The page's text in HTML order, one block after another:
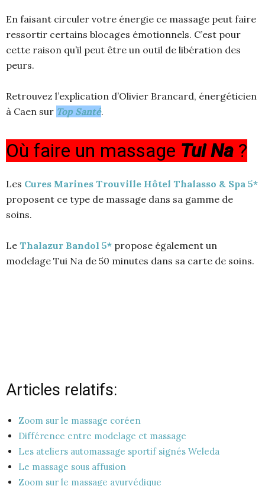
En faisant circuler votre énergie ce massage peut faire
ressortir certains blocages émotionnels. C’est pour
cette raison qu’il peut être un outil de libération des
peurs.
Retrouvez l’explication d’Olivier Brancard, énergéticien
à Caen sur Top Santé.
Où faire un massage Tui Na ?
Les Cures Marines Trouville Hôtel Thalasso & Spa 5*
proposent ce type de massage dans sa gamme de
soins.
Le Thalazur Bandol 5* propose également un
modelage Tui Na de 50 minutes dans sa carte de soins.
Articles relatifs:
Zoom sur le massage coréen
Différence entre modelage et massage
Les ateliers automassage sportif signés Weleda
Le massage sous affusion
Zoom sur le massage ayurvédique